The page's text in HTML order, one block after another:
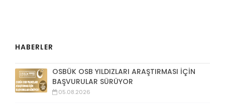
HABERLER
OSBÜK OSB YILDIZLARI ARAŞTIRMASI İÇİN
BAŞVURULAR SÜRÜYOR
05.08.2026